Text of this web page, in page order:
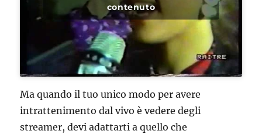
contenuto
Ma quando il tuo unico modo per avere
intrattenimento dal vivo è vedere degli
streamer, devi adattarti a quello che